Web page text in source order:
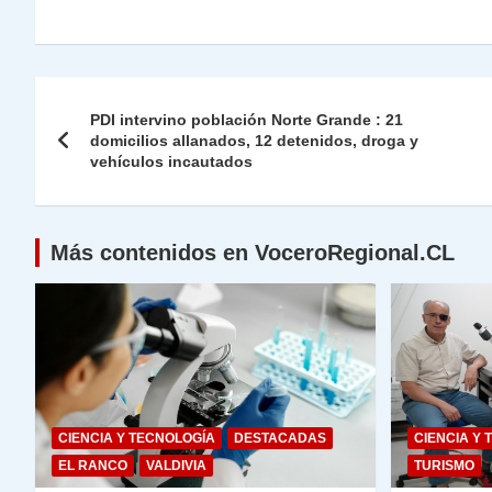
at
A
p
e
a
m
c
b
o
itt k
dI
n
p
Li
n
ai ai nt
de
PDI intervino población Norte Grande : 21
domicilios allanados, 12 detenidos, droga y
vehículos incautados
Más contenidos en VoceroRegional.CL
CIENCIA Y TECNOLOGÍA
DESTACADAS
EL RANCO
VALDIVIA
CIENCIA Y
TURISMO